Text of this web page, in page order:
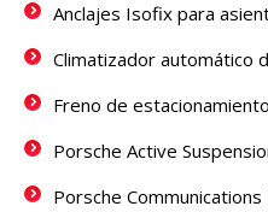
Anclajes Isofix para
Climatizador automático
Freno de
Porsche Active
Porsche